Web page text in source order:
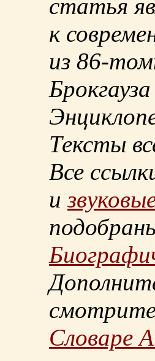
статья
к
из 86-
Тексты
Все
и
Словаре